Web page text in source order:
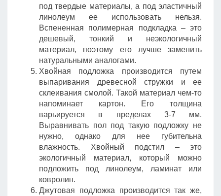
под твердые материалы, а под эластичный
линолеум ее использовать нельзя.
Вспененная полимерная подкладка – это
дешевый, тонкий и неэкологичный
материал, поэтому его лучше заменить
натуральными аналогами.
Хвойная подложка производится путем
выпаривания древесной стружки и ее
склеивания смолой. Такой материал чем-то
напоминает картон. Его толщина
варьируется в пределах 3-7 мм.
Выравнивать пол под такую подложку не
нужно, однако для нее губительна
влажность. Хвойный подстил – это
экологичный материал, который можно
подложить под линолеум, ламинат или
ковролин.
Джутовая подложка производится так же,